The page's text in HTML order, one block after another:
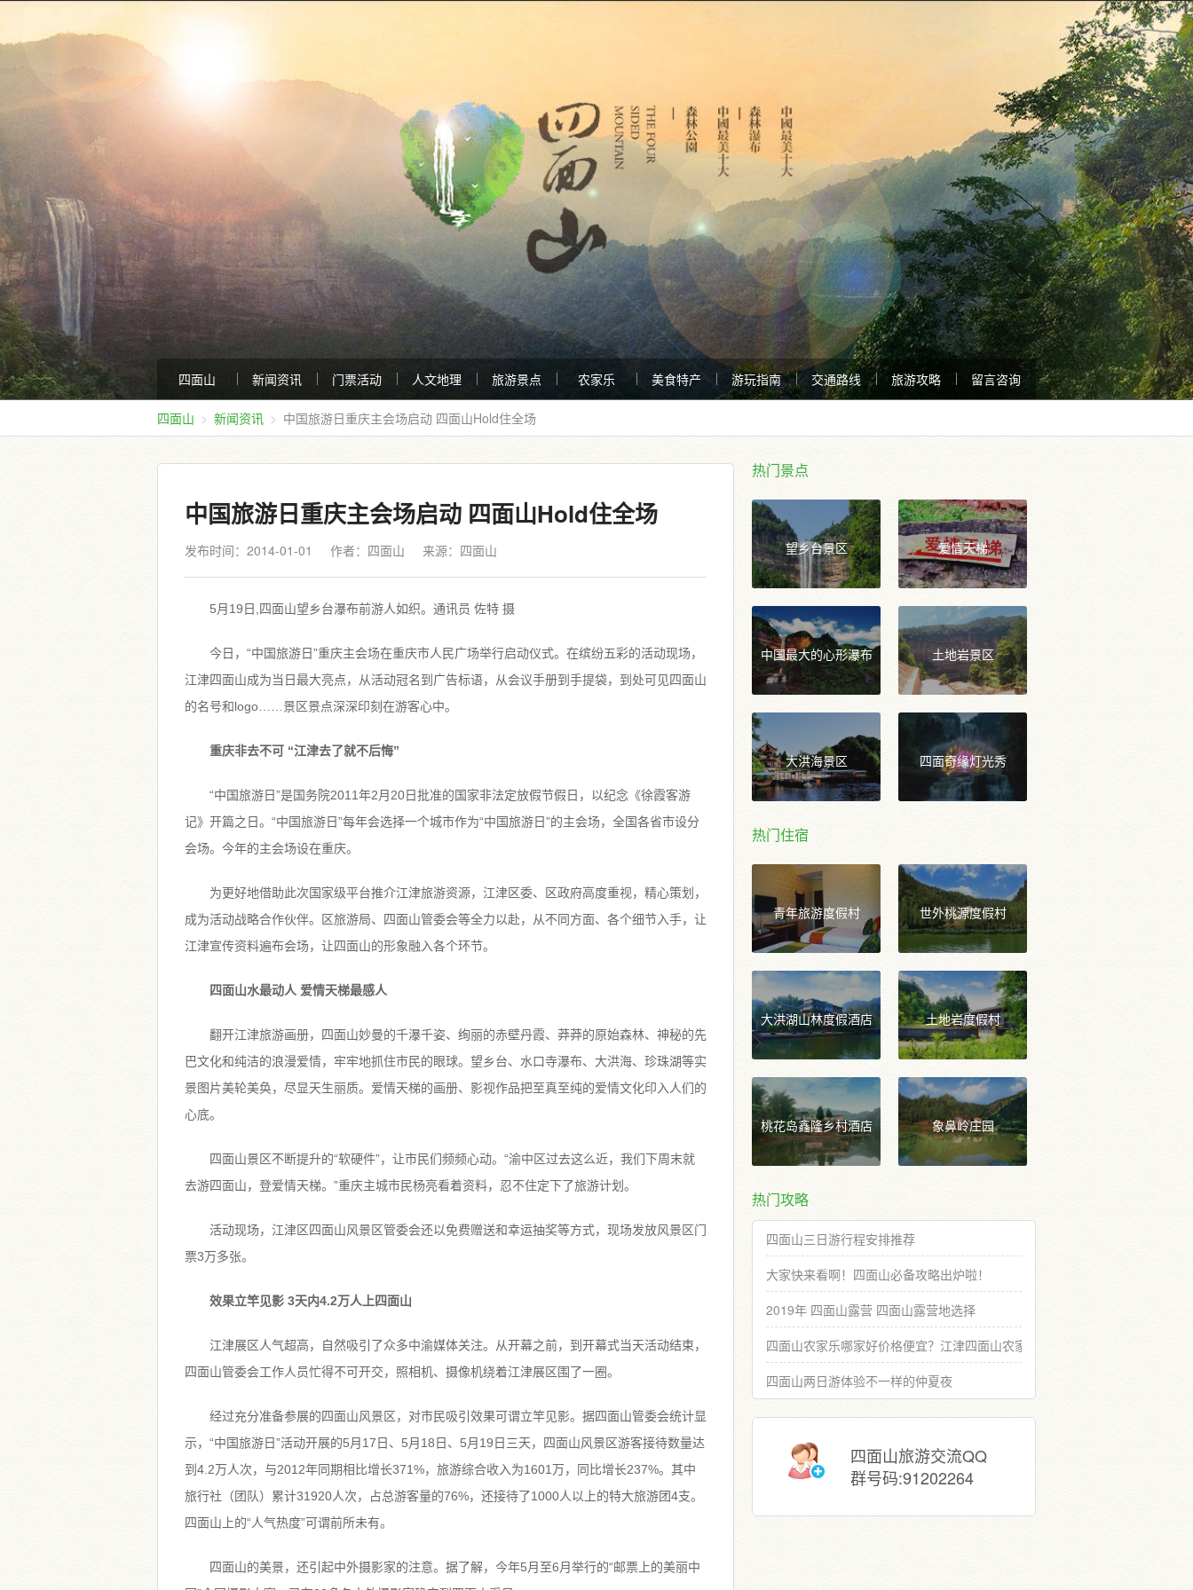
四面山 新闻资讯 门票活动 人文地理 旅游景点 农家乐 美食特产 游玩指南 交通路线 旅游攻略 留言咨询
四面山 新闻资讯 中国旅游日重庆主会场启动 四面山Hold住全场
中国旅游日重庆主会场启动 四面山Hold住全场
发布时间：2014-01-01 作者：四面山 来源： 四面山
5月19日,四面山望乡台瀑布前游人如织。通讯员 佐特 摄
今日，“中国旅游日”重庆主会场在重庆市人民广场举行启动仪式。在缤纷五彩的活动现场，
江津四面山成为当日最大亮点，从活动冠名到广告标语，从会议手册到手提袋，到处可见四面山
的名号和logo……景区景点深深印刻在游客心中。
重庆非去不可 “江津去了就不后悔”
“中国旅游日”是国务院2011年2月20日批准的国家非法定放假节假日，以纪念《徐霞客游
记》开篇之日。“中国旅游日”每年会选择一个城市作为“中国旅游日”的主会场，全国各省市设分
会场。今年的主会场设在重庆。
为更好地借助此次国家级平台推介江津旅游资源，江津区委、区政府高度重视，精心策划，
成为活动战略合作伙伴。区旅游局、四面山管委会等全力以赴，从不同方面、各个细节入手，让
江津宣传资料遍布会场，让四面山的形象融入各个环节。
四面山水最动人 爱情天梯最感人
翻开江津旅游画册，四面山妙曼的千瀑千姿、绚丽的赤壁丹霞、莽莽的原始森林、神秘的先
巴文化和纯洁的浪漫爱情，牢牢地抓住市民的眼球。望乡台、水口寺瀑布、大洪海、珍珠湖等实
景图片美轮美奂，尽显天生丽质。爱情天梯的画册、影视作品把至真至纯的爱情文化印入人们的
心底。
四面山景区不断提升的“软硬件”，让市民们频频心动。“渝中区过去这么近，我们下周末就
去游四面山，登爱情天梯。”重庆主城市民杨亮看着资料，忍不住定下了旅游计划。
活动现场，江津区四面山风景区管委会还以免费赠送和幸运抽奖等方式，现场发放风景区门
票3万多张。
效果立竿见影 3天内4.2万人上四面山
江津展区人气超高，自然吸引了众多中渝媒体关注。从开幕之前，到开幕式当天活动结束，
四面山管委会工作人员忙得不可开交，照相机、摄像机绕着江津展区围了一圈。
经过充分准备参展的四面山风景区，对市民吸引效果可谓立竿见影。据四面山管委会统计显
示，“中国旅游日”活动开展的5月17日、5月18日、5月19日三天，四面山风景区游客接待数量达
到4.2万人次，与2012年同期相比增长371%，旅游综合收入为1601万，同比增长237%。其中
旅行社（团队）累计31920人次，占总游客量的76%，还接待了1000人以上的特大旅游团4支。
四面山上的“人气热度”可谓前所未有。
四面山的美景，还引起中外摄影家的注意。据了解，今年5月至6月举行的“邮票上的美丽中
热门景点
望乡台景区 爱情天梯
中国最大的心形瀑布 土地岩景区
大洪海景区 四面奇缘灯光秀
热门住宿
青年旅游度假村 世外桃源度假村
大洪湖山林度假酒店 土地岩度假村
桃花岛鑫隆乡村酒店 象鼻岭庄园
热门攻略
四面山三日游行程安排推荐
大家快来看啊！四面山必备攻略出炉啦！
2019年 四面山露营 四面山露营地选择
四面山农家乐哪家好价格便宜？江津四面山农家乐推荐选择
四面山两日游体验不一样的仲夏夜
四面山旅游交流QQ
群号码:91202264